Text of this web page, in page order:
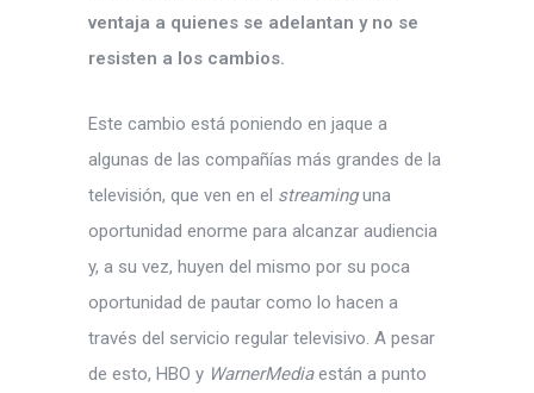
ventaja a quienes se adelantan y no se
resisten a los cambios.
Este cambio está poniendo en jaque a
algunas de las compañías más grandes de la
televisión, que ven en el streaminguna
oportunidad enorme para alcanzar audiencia
y, a su vez, huyen del mismo por su poca
oportunidad de pautar como lo hacen a
través del servicio regular televisivo. A pesar
de esto, HBO y WarnerMediaestán a punto